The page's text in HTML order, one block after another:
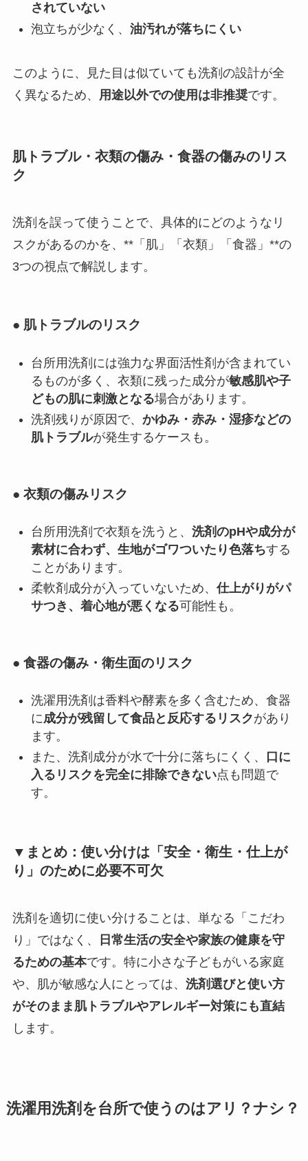
されていない
泡立ちが少なく、 油汚れが落ちにくい
このように、見た目は似ていても洗剤の設計が全
く異なるため、 用途以外での使用は非推奨です。
肌トラブル・衣類の傷み・食器の傷みのリス
ク
洗剤を誤って使うことで、具体的にどのようなリ
スクがあるのかを、**「肌」「衣類」「食器」**の
3つの視点で解説します。
● 肌トラブルのリスク
台所用洗剤には強力な界面活性剤が含まれてい
るものが多く、衣類に残った成分が敏感肌や子
どもの肌に刺激となる場合があります。
洗剤残りが原因で、 かゆみ・赤み・湿疹などの
肌トラブルが発生するケースも。
● 衣類の傷みリスク
台所用洗剤で衣類を洗うと、 洗剤のpHや成分が
素材に合わず、生地がゴワついたり色落ちする
ことがあります。
柔軟剤成分が入っていないため、 仕上がりがパ
サつき、着心地が悪くなる可能性も。
● 食器の傷み・衛生面のリスク
洗濯用洗剤は香料や酵素を多く含むため、食器
に成分が残留して食品と反応するリスクがあり
ます。
また、洗剤成分が水で十分に落ちにくく、
口に
入るリスクを完全に排除できない点も問題で
す。
▼まとめ：使い分けは「安全・衛生・仕上が
り」のために必要不可欠
洗剤を適切に使い分けることは、単なる「こだわ
り」ではなく、
日常生活の安全や家族の健康を守
るための基本です。特に小さな子どもがいる家庭
や、肌が敏感な人にとっては、 洗剤選びと使い方
がそのまま肌トラブルやアレルギー対策にも直結
します。
洗濯用洗剤を台所で使うのはアリ？ナシ？